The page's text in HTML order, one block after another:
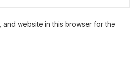
and website in this browser for the